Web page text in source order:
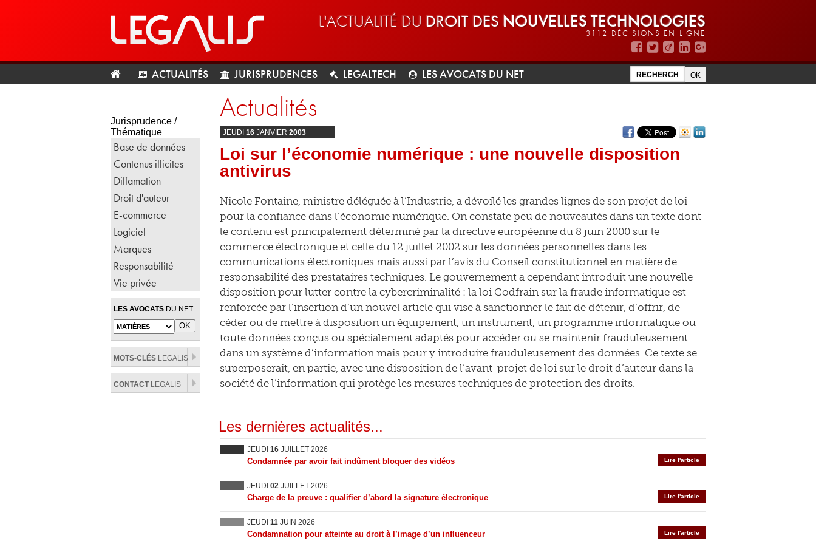
L'ACTUALITÉ DU DROIT DES NOUVELLES TECHNOLOGIES
3112 DÉCISIONS EN LIGNE
ACTUALITÉS JURISPRUDENCES LEGALTECH LES AVOCATS DU NET
Jurisprudence /
Thématique
Base de données
Contenus illicites
Diffamation
Droit d'auteur
E-commerce
Logiciel
Marques
Responsabilité
Vie privée
LES AVOCATS DU NET
MOTS-CLÉS LEGALIS
CONTACTLEGALIS
Actualités
JEUDI 16 JANVIER 2003
Loi sur l’économie numérique : une nouvelle disposition
antivirus
Nicole Fontaine, ministre déléguée à l’Industrie, a dévoilé les grandes lignes de son projet de loi
pour la confiance dans l’économie numérique. On constate peu de nouveautés dans un texte dont
le contenu est principalement déterminé par la directive européenne du 8 juin 2000 sur le
commerce électronique et celle du 12 juillet 2002 sur les données personnelles dans les
communications électroniques mais aussi par l’avis du Conseil constitutionnel en matière de
responsabilité des prestataires techniques. Le gouvernement a cependant introduit une nouvelle
disposition pour lutter contre la cybercriminalité : la loi Godfrain sur la fraude informatique est
renforcée par l’insertion d’un nouvel article qui vise à sanctionner le fait de détenir, d’offrir, de
céder ou de mettre à disposition un équipement, un instrument, un programme informatique ou
toute données conçus ou spécialement adaptés pour accéder ou se maintenir frauduleusement
dans un système d’information mais pour y introduire frauduleusement des données. Ce texte se
superposerait, en partie, avec une disposition de l’avant-projet de loi sur le droit d’auteur dans la
société de l’information qui protège les mesures techniques de protection des droits.
Les dernières actualités...
JEUDI 16 JUILLET 2026
Lire l'article
Condamnée par avoir fait indûment bloquer des vidéos
JEUDI 02 JUILLET 2026
Lire l'article
Charge de la preuve : qualifier d’abord la signature électronique
JEUDI 11 JUIN 2026
Lire l'article
Condamnation pour atteinte au droit à l’image d’un influenceur